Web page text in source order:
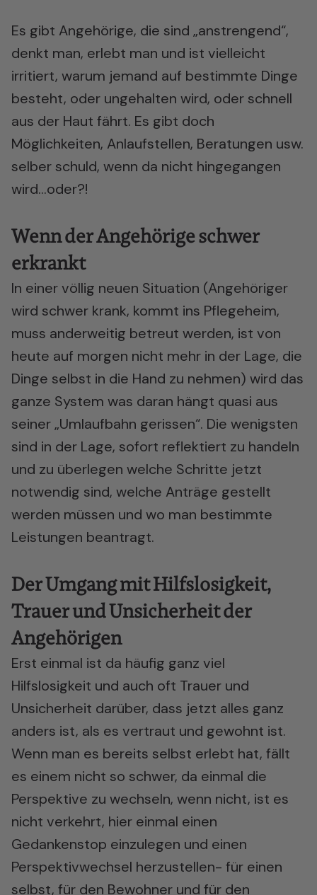
Es gibt Angehörige, die sind „anstrengend“,
denkt man, erlebt man und ist vielleicht
irritiert, warum jemand auf bestimmte Dinge
besteht, oder ungehalten wird, oder schnell
aus der Haut fährt. Es gibt doch
Möglichkeiten, Anlaufstellen, Beratungen usw.
selber schuld, wenn da nicht hingegangen
wird…oder?!
Wenn der Angehörige schwer
erkrankt
In einer völlig neuen Situation (Angehöriger
wird schwer krank, kommt ins Pflegeheim,
muss anderweitig betreut werden, ist von
heute auf morgen nicht mehr in der Lage, die
Dinge selbst in die Hand zu nehmen) wird das
ganze System was daran hängt quasi aus
seiner „Umlaufbahn gerissen“. Die wenigsten
sind in der Lage, sofort reflektiert zu handeln
und zu überlegen welche Schritte jetzt
notwendig sind, welche Anträge gestellt
werden müssen und wo man bestimmte
Leistungen beantragt.
Der Umgang mit Hilfslosigkeit,
Trauer und Unsicherheit der
Angehörigen
Erst einmal ist da häufig ganz viel
Hilfslosigkeit und auch oft Trauer und
Unsicherheit darüber, dass jetzt alles ganz
anders ist, als es vertraut und gewohnt ist.
Wenn man es bereits selbst erlebt hat, fällt
es einem nicht so schwer, da einmal die
Perspektive zu wechseln, wenn nicht, ist es
nicht verkehrt, hier einmal einen
Gedankenstop einzulegen und einen
Perspektivwechsel herzustellen- für einen
selbst, für den Bewohner und für den